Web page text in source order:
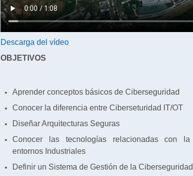
Descarga del vídeo
OBJETIVOS
Aprender conceptos básicos de Ciberseguridad
Conocer la diferencia entre Ciberseturidad IT/OT
Diseñar Arquitecturas Seguras
Conocer las tecnologías relacionadas con la
entornos Industriales
Definir un Sistema de Gestión de la Ciberseguridad